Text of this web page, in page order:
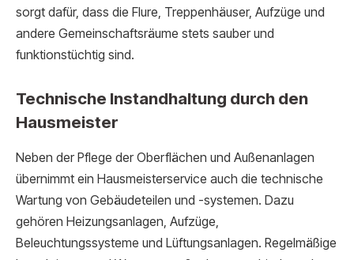
sorgt dafür, dass die Flure, Treppenhäuser, Aufzüge und
andere Gemeinschaftsräume stets sauber und
funktionstüchtig sind.
Technische Instandhaltung durch den
Hausmeister
Neben der Pflege der Oberflächen und Außenanlagen
übernimmt ein Hausmeisterservice auch die technische
Wartung von Gebäudeteilen und -systemen. Dazu
gehören Heizungsanlagen, Aufzüge,
Beleuchtungssysteme und Lüftungsanlagen. Regelmäßige